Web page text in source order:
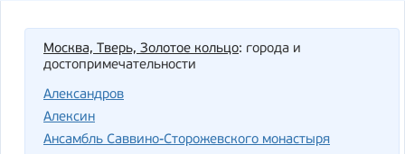
Москва, Тверь, Золотое кольцо: города и
достопримечательности
Александров
Алексин
Ансамбль Саввино-Сторожевского монастыря